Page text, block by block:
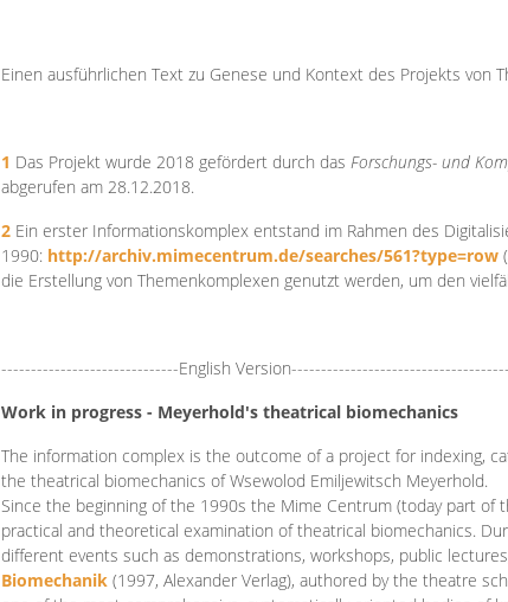
Einen ausführlichen Text zu Genese und Kontext des Projekts von
1 Das Projekt wurde 2018 gefördert durch das Forschungs- und
abgerufen am 28.12.2018.
2 Ein erster Informationskomplex entstand im Rahmen des
1990: http://archiv.mimecentrum.de/searches/561?type=row
die Erstellung von Themenkomplexen genutzt werden, um den
------------------------------English
Work in progress - Meyerhold's theatrical biomechanics
The information complex is the outcome of a project for indexing,
the theatrical biomechanics of Wsewolod Emiljewitsch Meyerhold.
Since the beginning of the 1990s the Mime Centrum (today part
practical and theoretical examination of theatrical biomechanics.
different events such as demonstrations, workshops, public
Biomechanik (1997, Alexander Verlag), authored by the theatre